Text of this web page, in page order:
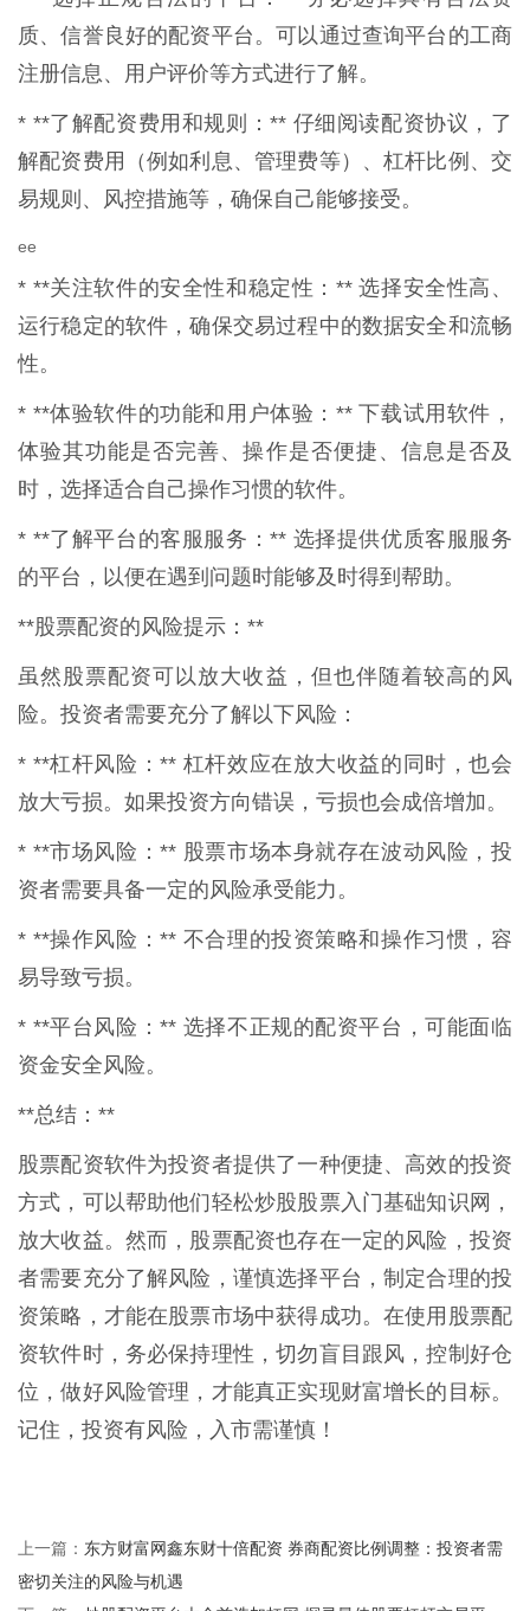
质、信誉良好的配资平台。可以通过查询平台的工商
注册信息、用户评价等方式进行了解。
* **了解配资费用和规则：** 仔细阅读配资协议，了
解配资费用（例如利息、管理费等）、杠杆比例、交
易规则、风控措施等，确保自己能够接受。
ee
* **关注软件的安全性和稳定性：** 选择安全性高、
运行稳定的软件，确保交易过程中的数据安全和流畅
性。
* **体验软件的功能和用户体验：** 下载试用软件，
体验其功能是否完善、操作是否便捷、信息是否及
时，选择适合自己操作习惯的软件。
* **了解平台的客服服务：** 选择提供优质客服服务
的平台，以便在遇到问题时能够及时得到帮助。
**股票配资的风险提示：**
虽然股票配资可以放大收益，但也伴随着较高的风
险。投资者需要充分了解以下风险：
* **杠杆风险：** 杠杆效应在放大收益的同时，也会
放大亏损。如果投资方向错误，亏损也会成倍增加。
* **市场风险：** 股票市场本身就存在波动风险，投
资者需要具备一定的风险承受能力。
* **操作风险：** 不合理的投资策略和操作习惯，容
易导致亏损。
* **平台风险：** 选择不正规的配资平台，可能面临
资金安全风险。
**总结：**
股票配资软件为投资者提供了一种便捷、高效的投资
方式，可以帮助他们轻松炒股股票入门基础知识网，
放大收益。然而，股票配资也存在一定的风险，投资
者需要充分了解风险，谨慎选择平台，制定合理的投
资策略，才能在股票市场中获得成功。在使用股票配
资软件时，务必保持理性，切勿盲目跟风，控制好仓
位，做好风险管理，才能真正实现财富增长的目标。
记住，投资有风险，入市需谨慎！
上一篇： 东方财富网鑫东财十倍配资 券商配资比例调整：投资者需
密切关注的风险与机遇